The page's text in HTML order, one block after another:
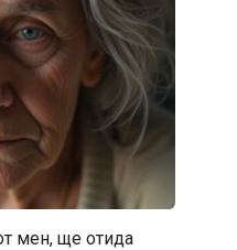
мен, ще отида